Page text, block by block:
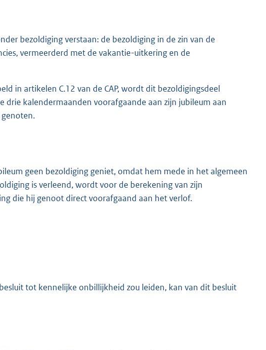
bezoldiging verstaan: de bezoldiging in de zin van de
vermeerderd met de vakantie-uitkering en de
in artikelen C.12 van de CAP, wordt dit bezoldigingsdeel
kalendermaanden voorafgaande aan zijn jubileum aan
geen bezoldiging geniet, omdat hem mede in het algemeen
is verleend, wordt voor de berekening van zijn
die hij genoot direct voorafgaand aan het verlof.
tot kennelijke onbillijkheid zou leiden, kan van dit besluit